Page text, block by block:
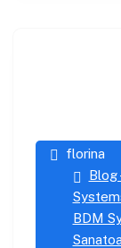
florina
Blog
BDM